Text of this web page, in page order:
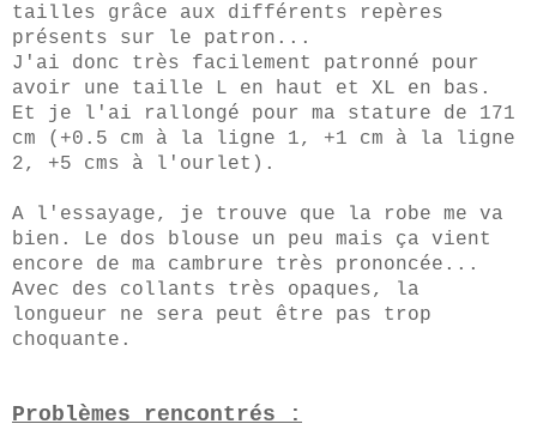
tailles grâce aux différents repères
présents sur le patron...
J'ai donc très facilement patronné pour
avoir une taille L en haut et XL en bas.
Et je l'ai rallongé pour ma stature de 171
cm (+0.5 cm à la ligne 1, +1 cm à la ligne
2, +5 cms à l'ourlet).
A l'essayage, je trouve que la robe me va
bien. Le dos blouse un peu mais ça vient
encore de ma cambrure très prononcée...
Avec des collants très opaques, la
longueur ne sera peut être pas trop
choquante.
Problèmes rencontrés :